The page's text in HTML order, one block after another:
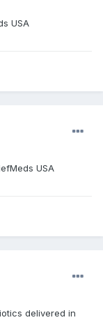
USA
USA
delivered in